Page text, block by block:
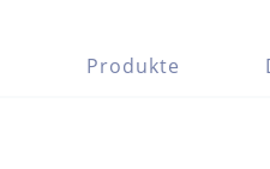
Produkte